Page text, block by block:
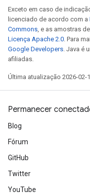
Exceto em caso de
licenciado de acordo com a
Commons, e as amostras
Licença Apache 2.0. Para
Google Developers. Java é
afiliadas.
Última atualização 2026-02-
Permanecer
Blog
Fórum
GitHub
Twitter
YouTube